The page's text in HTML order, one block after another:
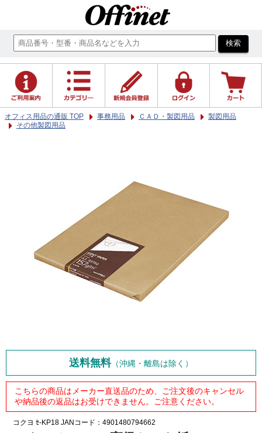
オフィス用品の通販 TOP 事務用品 ＣＡＤ・製図用品
製図用品
その他製図用品
送料無料（沖縄・離島は除く）
こちらの商品はメーカー直送品のため、ご注文後のキャンセル
や納品後の返品はお受けできません。ご注意ください。
コクヨ ｾ-KP18 JANコード：4901480794662